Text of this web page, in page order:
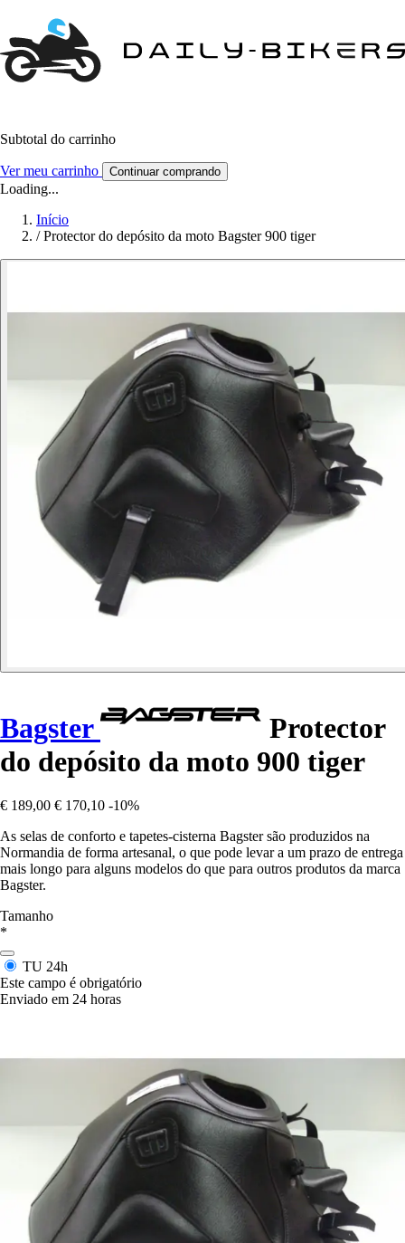
Subtotal do carrinho
Ver meu carrinho Continuar comprando
Loading...
Início
/ Protector do depósito da moto Bagster 900 tiger
Bagster
Protector
do depósito da moto 900 tiger
€ 189,00 € 170,10 -10%
As selas de conforto e tapetes-cisterna Bagster são produzidos na
Normandia de forma artesanal, o que pode levar a um prazo de entrega
mais longo para alguns modelos do que para outros produtos da marca
Bagster.
Tamanho
*
TU 24h
Este campo é obrigatório
Enviado em 24 horas